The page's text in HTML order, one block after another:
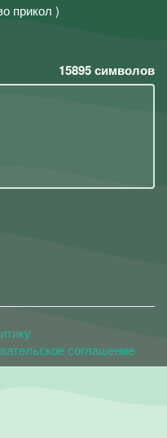
прикол )
15895символов
соглашение